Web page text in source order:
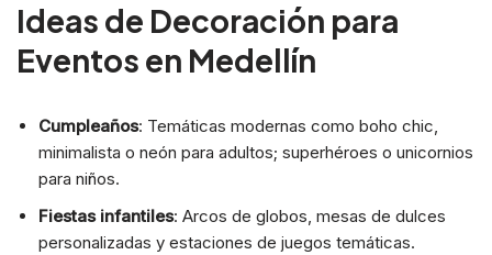
Ideas de Decoración para
Eventos en Medellín
Cumpleaños: Temáticas modernas como boho chic,
minimalista o neón para adultos; superhéroes o unicornios
para niños.
Fiestas infantiles: Arcos de globos, mesas de dulces
personalizadas y estaciones de juegos temáticas.